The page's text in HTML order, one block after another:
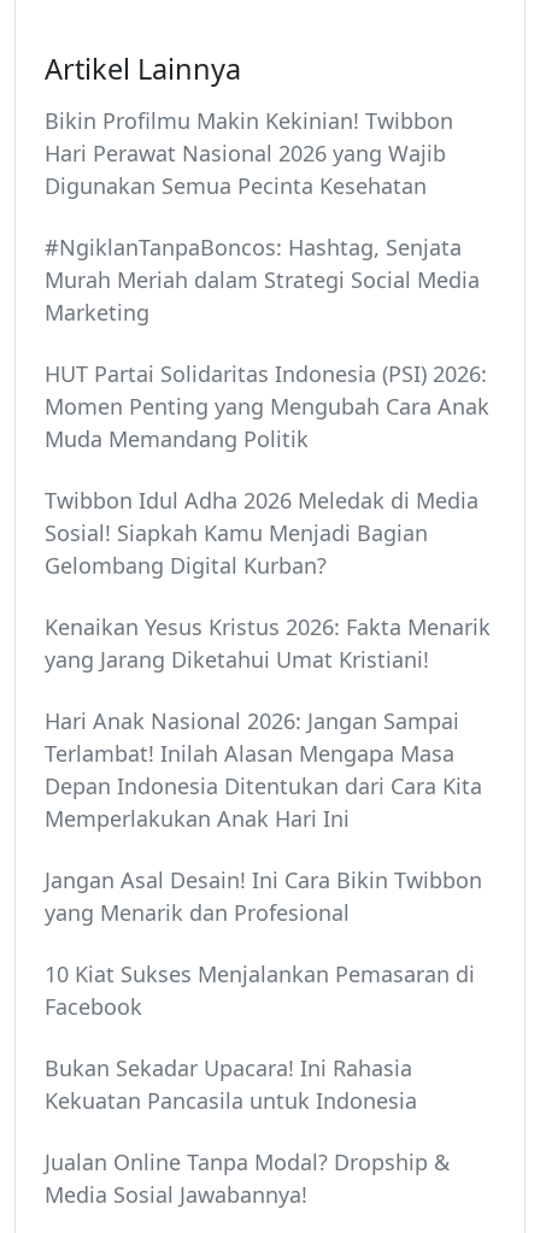
Artikel Lainnya
Bikin Profilmu Makin Kekinian! Twibbon
Hari Perawat Nasional 2026 yang Wajib
Digunakan Semua Pecinta Kesehatan
#NgiklanTanpaBoncos: Hashtag, Senjata
Murah Meriah dalam Strategi Social Media
Marketing
HUT Partai Solidaritas Indonesia (PSI) 2026:
Momen Penting yang Mengubah Cara Anak
Muda Memandang Politik
Twibbon Idul Adha 2026 Meledak di Media
Sosial! Siapkah Kamu Menjadi Bagian
Gelombang Digital Kurban?
Kenaikan Yesus Kristus 2026: Fakta Menarik
yang Jarang Diketahui Umat Kristiani!
Hari Anak Nasional 2026: Jangan Sampai
Terlambat! Inilah Alasan Mengapa Masa
Depan Indonesia Ditentukan dari Cara Kita
Memperlakukan Anak Hari Ini
Jangan Asal Desain! Ini Cara Bikin Twibbon
yang Menarik dan Profesional
10 Kiat Sukses Menjalankan Pemasaran di
Facebook
Bukan Sekadar Upacara! Ini Rahasia
Kekuatan Pancasila untuk Indonesia
Jualan Online Tanpa Modal? Dropship &
Media Sosial Jawabannya!